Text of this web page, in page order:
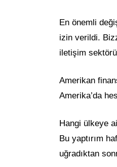
En önemli
izin verildi.
iletişim
Amerikan
Amerika’da
Hangi ülkeye
Bu yaptırım
uğradıktan